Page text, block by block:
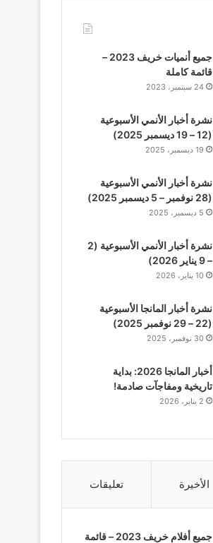
جميع أنميات خريف 2023 –
قائمة كاملة
24 سبتمبر، 2023
نشرة أخبار الأنمي الأسبوعية
(12 – 19 ديسمبر 2025)
19 ديسمبر، 2025
نشرة أخبار الأنمي الأسبوعية
(28 نوفمبر – 5 ديسمبر 2025)
5 ديسمبر، 2025
نشرة أخبار الأنمي الأسبوعية (2
– 9 يناير 2026)
10 يناير، 2026
نشرة أخبار المانجا الأسبوعية
(22 – 29 نوفمبر 2025)
30 نوفمبر، 2025
أخبار المانجا 2026: بداية
تاريخية ومفاجآت صادمة!
2 يناير، 2026
الأخيرة تعليقات
جميع أفلام خريف 2023 – قائمة